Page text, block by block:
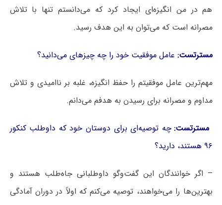
هم در من انگیزه‌ای ایجاد کرد که می‌دانستم تنها با تلاش
مصرانه است که می‌توان به این هدف رسید.
مسترتست: عامل موفقیت خود را چه چیزهای می‌دانید؟
مهم‌ترین عامل موفقیتم را حفظ انگیزه، غلبه بر ناامیدی و تلاش
مداوم و مصرانه برای رسیدن به هدفم می‌دانم.
مسترتست: چه توصیه‌ای برای دوستان خود که داوطلب کنکور
۹۶ هستند، دارید؟
– اگر خوانندگان این گفت‌وگو داوطلبانی جاه‌طلب هستند و
بهترین‌ها را می‌خواهند، توصیه می‌کنم که اولاً در دوران آمادگی